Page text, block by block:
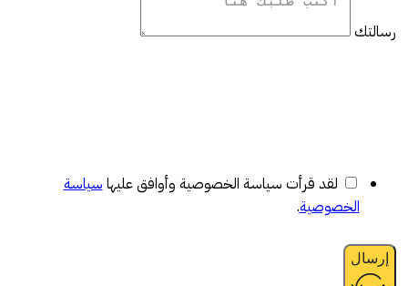
رسالتك
لقد قرأت سياسة الخصوصية وأوافق عليها سياسة
الخصوصية.
إرسال